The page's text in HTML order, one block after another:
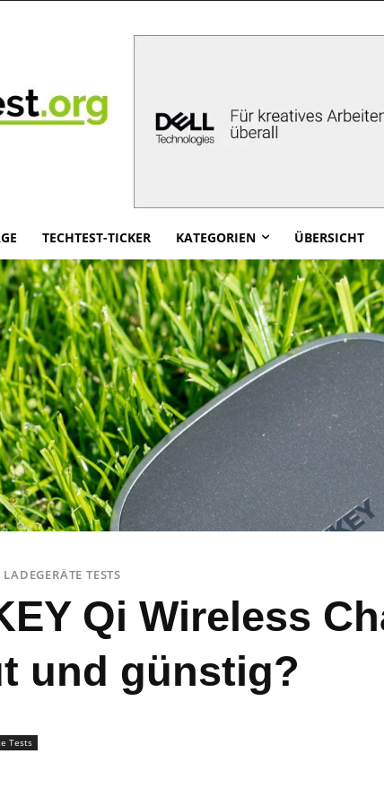
TECHTEST-TICKER KATEGORIEN ÜBERSICHT
TESTS
Qi Wireless
und günstig?
Tests